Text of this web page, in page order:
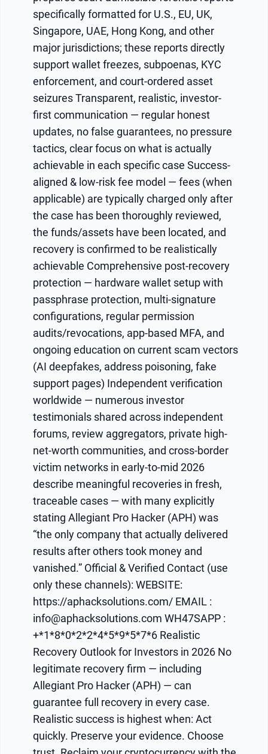
specifically formatted for U.S., EU, UK,
Singapore, UAE, Hong Kong, and other
major jurisdictions; these reports directly
support wallet freezes, subpoenas, KYC
enforcement, and court-ordered asset
seizures Transparent, realistic, investor-
first communication — regular honest
updates, no false guarantees, no pressure
tactics, clear focus on what is actually
achievable in each specific case Success-
aligned & low-risk fee model — fees (when
applicable) are typically charged only after
the case has been thoroughly reviewed,
the funds/assets have been located, and
recovery is confirmed to be realistically
achievable Comprehensive post-recovery
protection — hardware wallet setup with
passphrase protection, multi-signature
configurations, regular permission
audits/revocations, app-based MFA, and
ongoing education on current scam vectors
(AI deepfakes, address poisoning, fake
support pages) Independent verification
worldwide — numerous investor
testimonials shared across independent
forums, review aggregators, private high-
net-worth communities, and cross-border
victim networks in early-to-mid 2026
describe meaningful recoveries in fresh,
traceable cases — with many explicitly
stating Allegiant Pro Hacker (APH) was
“the only company that actually delivered
results after others took money and
vanished.” Official & Verified Contact (use
only these channels): WEBSITE:
https://aphacksolutions.com/ EMAIL :
info@aphacksolutions.com WH47SAPP :
+*1*8*0*2*2*4*5*9*5*7*6 Realistic
Recovery Outlook for Investors in 2026 No
legitimate recovery firm — including
Allegiant Pro Hacker (APH) — can
guarantee full recovery in every case.
Realistic success is highest when: Act
quickly. Preserve your evidence. Choose